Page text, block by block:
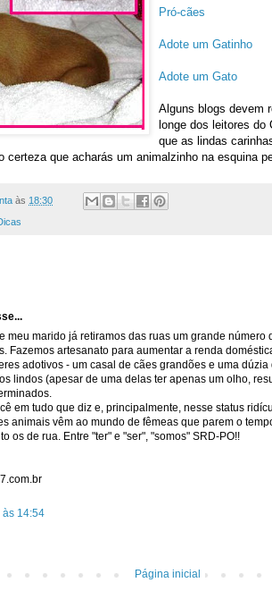
Pró-cães
Adote um Gatinho
Adote um Gato
Alguns blogs devem
longe dos leitores do
que as lindas
certeza que acharás um animalzinho na esquina
às 18:30
meu marido já retiramos das ruas um grande número
Fazemos artesanato para aumentar a renda
adotivos - um casal de cães grandões e uma
lindos (apesar de uma delas ter apenas um olho,
em tudo que diz e, principalmente, nesse status
animais vêm ao mundo de fêmeas que parem o
os de rua. Entre "ter" e "ser", "somos" SRD-PO!!
às 14:54
Página inicial